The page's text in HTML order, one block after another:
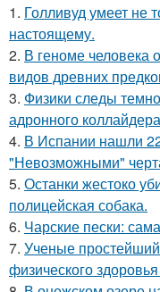
1. Голливуд умеет не
настоящему.
2. В геноме человека
видов древних
3. Физики следы
адронного
4. В Испании нашли
"Невозможными"
5. Останки жестоко
полицейская собака.
6. Чарские пески:
7. Ученые
физического